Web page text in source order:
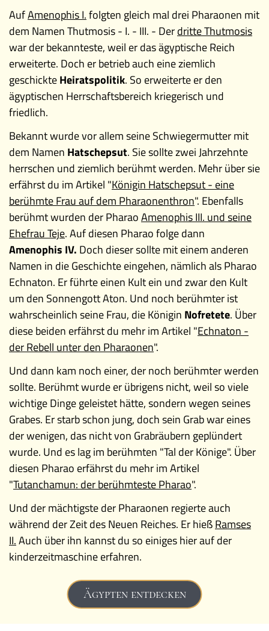
AufAmenophis I.folgten gleich mal drei Pharaonen mit
dem Namen Thutmosis - I. - III. - Derdritte Thutmosis
war der bekannteste, weil er das ägyptische Reich
erweiterte. Doch er betrieb auch eine ziemlich
geschickteHeiratspolitik. So erweiterte er den
ägyptischen Herrschaftsbereich kriegerisch und
friedlich.
Bekannt wurde vor allem seine Schwiegermutter mit
dem Namen Hatschepsut. Sie sollte zwei Jahrzehnte
herrschen und ziemlich berühmt werden. Mehr über sie
erfährst du im Artikel "Königin Hatschepsut - eine
berühmte Frau auf dem Pharaonenthron". Ebenfalls
berühmt wurden der PharaoAmenophis III. und seine
Ehefrau Teje. Auf diesen Pharao folge dann
Amenophis IV. Doch dieser sollte mit einem anderen
Namen in die Geschichte eingehen, nämlich als Pharao
Echnaton. Er führte einen Kult ein und zwar den Kult
um den Sonnengott Aton. Und noch berühmter ist
wahrscheinlich seine Frau, die Königin Nofretete. Über
diese beiden erfährst du mehr im Artikel "Echnaton -
der Rebell unter den Pharaonen".
Und dann kam noch einer, der noch berühmter werden
sollte. Berühmt wurde er übrigens nicht, weil so viele
wichtige Dinge geleistet hätte, sondern wegen seines
Grabes. Er starb schon jung, doch sein Grab war eines
der wenigen, das nicht von Grabräubern geplündert
wurde. Und es lag im berühmten "Tal der Könige". Über
diesen Pharao erfährst du mehr im Artikel
"Tutanchamun: der berühmteste Pharao".
Und der mächtigste der Pharaonen regierte auch
während der Zeit des Neuen Reiches. Er hießRamses
II.Auch über ihn kannst du so einiges hier auf der
kinderzeitmaschine erfahren.
Ägypten entdecken